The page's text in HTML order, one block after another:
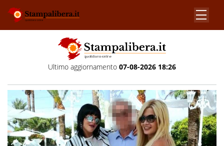
Ultimo aggiornamento 07-08-2026 18:26